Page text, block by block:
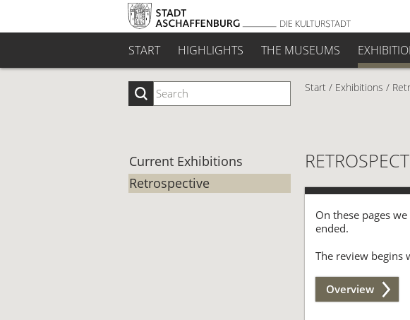
Start / Exhibitions /
START HIGHLIGHTS THE MUSEUMS
Current Exhibitions
Retrospective
On these pages
ended.
The review begins
Overview